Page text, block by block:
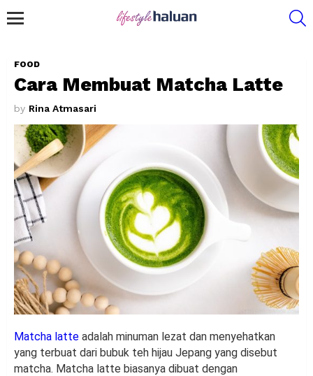
FOOD
Cara Membuat Matcha Latte
by Rina Atmasari
Matcha latte adalah minuman lezat dan menyehatkan
yang terbuat dari bubuk teh hijau Jepang yang disebut
matcha. Matcha latte biasanya dibuat dengan